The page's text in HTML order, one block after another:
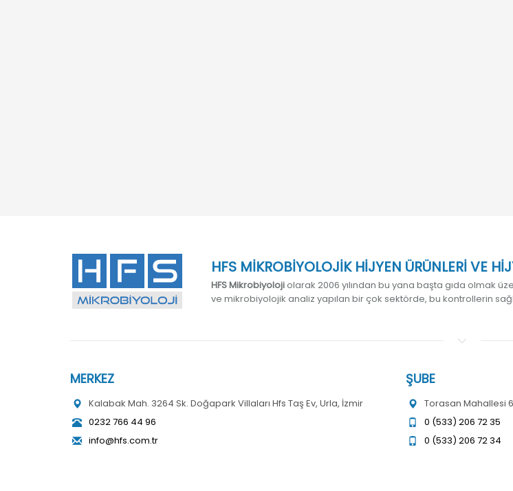
HFS MİKROBİYOLOJİK HİJYEN ÜRÜNLERİ VE
HFS Mikrobiyolojiolarak 2006 yılından bu yana başta gıda olmak
ve mikrobiyolojik analiz yapılan bir çok sektörde, bu kontrollerin
MERKEZ
Kalabak Mah. 3264 Sk. Doğapark Villaları Hfs Taş Ev, Urla, İzmir
0232 766 44 96
info@hfs.com.tr
ŞUBE
Torasan Mahallesi
0 (533) 206 72 35
0 (533) 206 72 34